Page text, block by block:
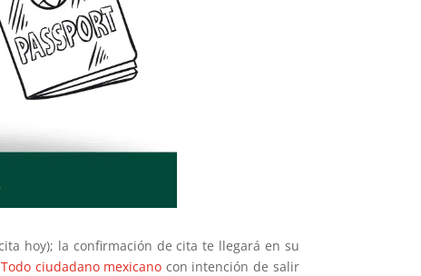
hoy); la confirmación de cita te llegará en su
Todo ciudadano mexicano con intención de salir